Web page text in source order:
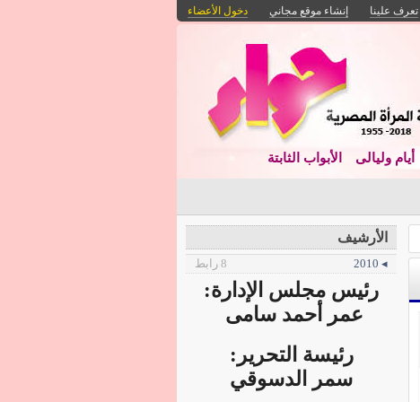
تعرف علينا إنشاء موقع مجاني دخول الأعضاء
أيام وليالى الأبواب الثابتة
الأرشيف
◂ 2010 8 رابط
رئيس مجلس الإدارة:
عمر أحمد سامى
رئيسة التحرير:
سمر الدسوقي